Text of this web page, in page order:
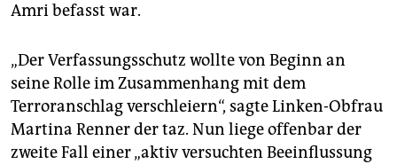
Amri befasst war.
„Der Verfassungsschutz wollte von Beginn an
seine Rolle im Zusammenhang mit dem
Terroranschlag verschleiern“, sagte Linken-Obfrau
Martina Renner der taz. Nun liege offenbar der
zweite Fall einer „aktiv versuchten Beeinflussung